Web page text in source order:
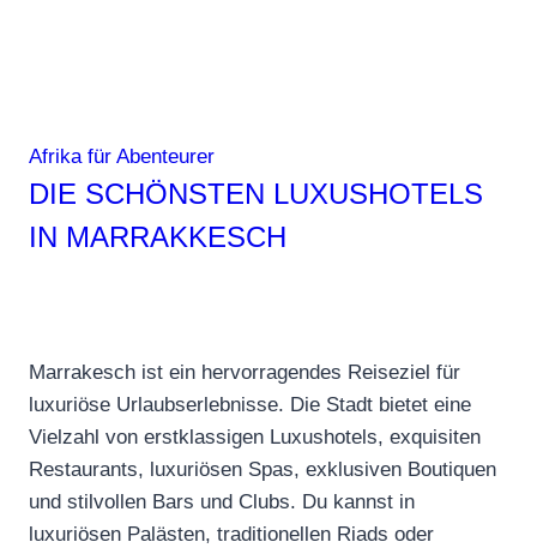
Afrika für Abenteurer
DIE SCHÖNSTEN LUXUSHOTELS
IN MARRAKKESCH
Marrakesch ist ein hervorragendes Reiseziel für
luxuriöse Urlaubserlebnisse. Die Stadt bietet eine
Vielzahl von erstklassigen Luxushotels, exquisiten
Restaurants, luxuriösen Spas, exklusiven Boutiquen
und stilvollen Bars und Clubs. Du kannst in
luxuriösen Palästen, traditionellen Riads oder